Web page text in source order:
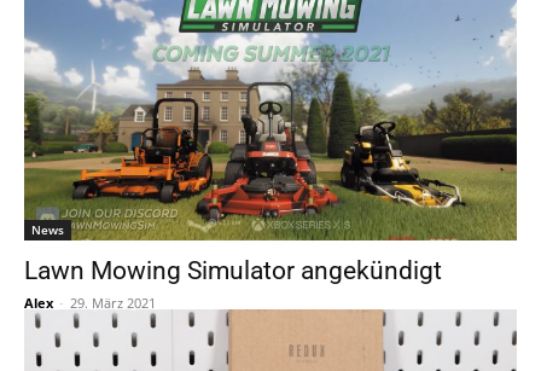
News
Lawn Mowing Simulator angekündigt
Alex - 29. März 2021